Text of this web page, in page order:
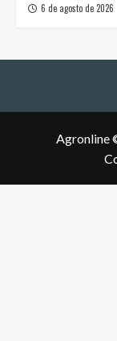
6 de agosto de 2026
Agronline